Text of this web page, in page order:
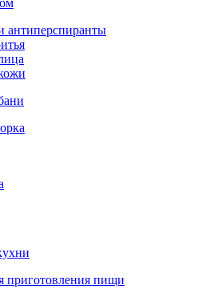
антиперспиранты
приготовления пищи